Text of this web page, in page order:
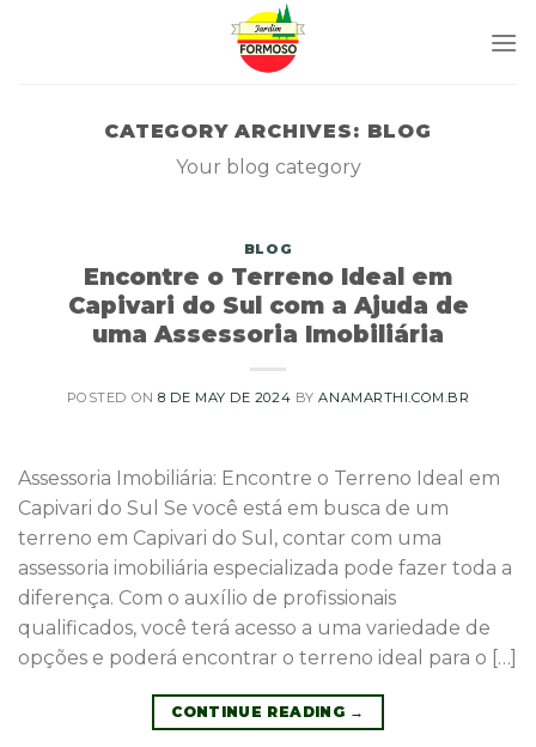
CATEGORY ARCHIVES: BLOG
Your blog category
BLOG
Encontre o Terreno Ideal em
Capivari do Sul com a Ajuda de
uma Assessoria Imobiliária
POSTED ON8 DE MAY DE 2024 BYANAMARTHI.COM.BR
Assessoria Imobiliária: Encontre o Terreno Ideal em
Capivari do Sul Se você está em busca de um
terreno em Capivari do Sul, contar com uma
assessoria imobiliária especializada pode fazer toda a
diferença. Com o auxílio de profissionais
qualificados, você terá acesso a uma variedade de
opções e poderá encontrar o terreno ideal para o […]
CONTINUE READING →